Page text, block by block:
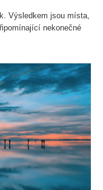
Výsledkem jsou místa,
nekonečné
jak to vypadá, když